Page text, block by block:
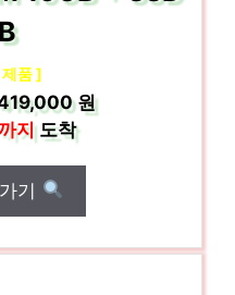
품 ]
원
지도착
기